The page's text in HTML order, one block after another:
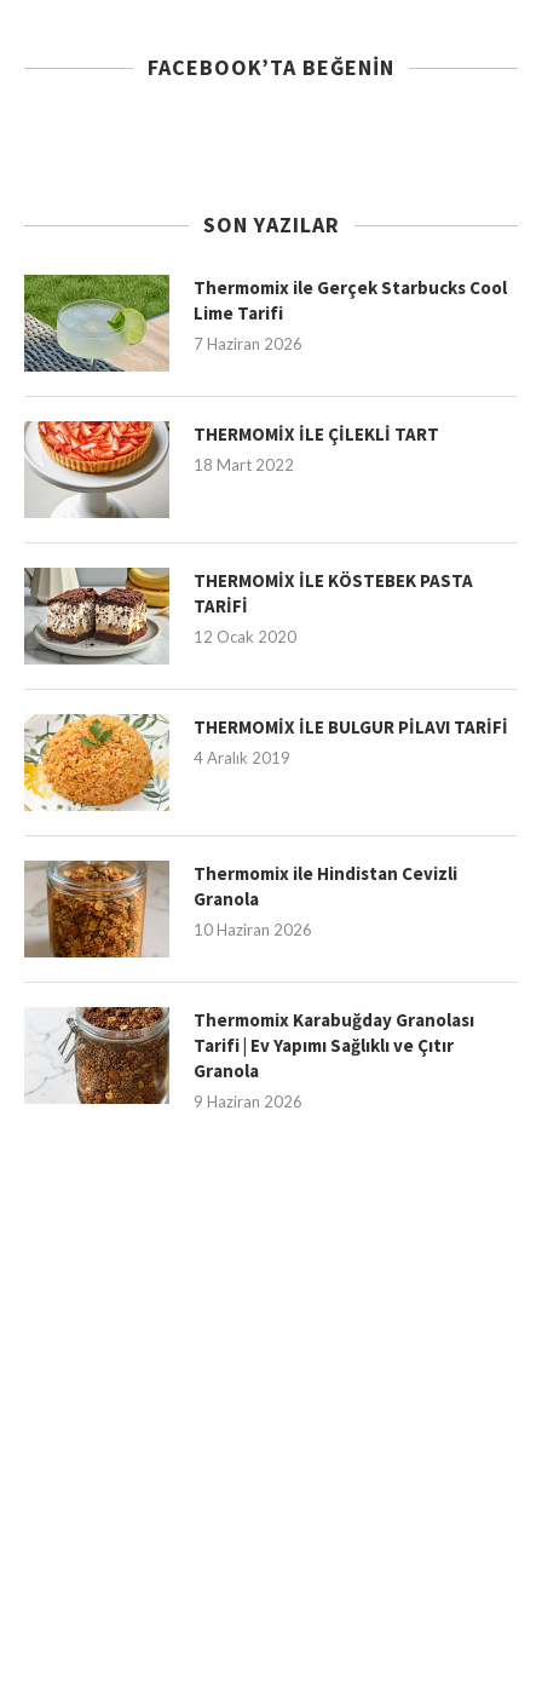
FACEBOOK’TA BEĞENIN
SON YAZILAR
Thermomix ile Gerçek Starbucks Cool
Lime Tarifi
7 Haziran 2026
THERMOMİX İLE ÇİLEKLİ TART
18 Mart 2022
THERMOMİX İLE KÖSTEBEK PASTA
TARİFİ
12 Ocak 2020
THERMOMİX İLE BULGUR PİLAVI TARİFİ
4 Aralık 2019
Thermomix ile Hindistan Cevizli
Granola
10 Haziran 2026
Thermomix Karabuğday Granolası
Tarifi | Ev Yapımı Sağlıklı ve Çıtır
Granola
9 Haziran 2026